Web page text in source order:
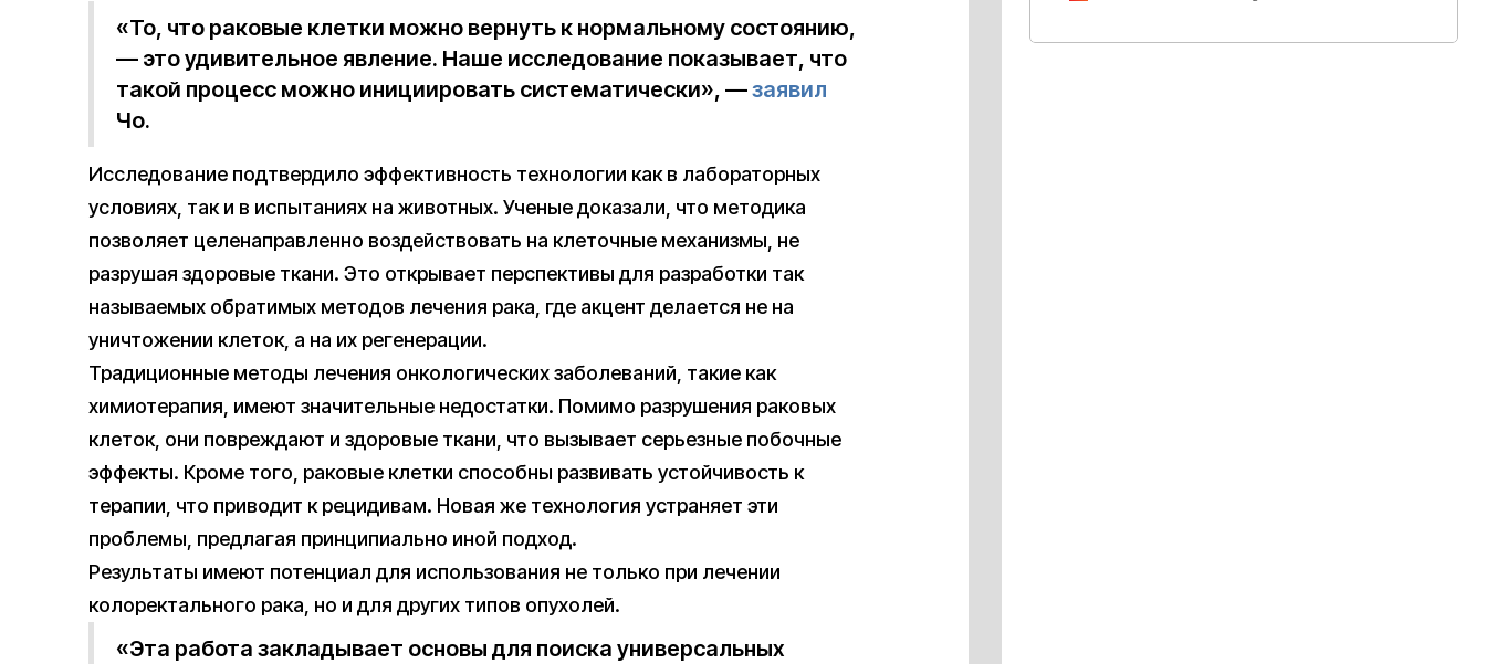
«То, что раковые клетки можно вернуть к нормальному состоянию,
— это удивительное явление. Наше исследование показывает, что
такой процесс можно инициировать систематически», —заявил
Чо.
Исследование подтвердило эффективность технологии как в лабораторных
условиях, так и в испытаниях на животных. Ученые доказали, что методика
позволяет целенаправленно воздействовать на клеточные механизмы, не
разрушая здоровые ткани. Это открывает перспективы для разработки так
называемых обратимых методов лечения рака, где акцент делается не на
уничтожении клеток, а на их регенерации.
Традиционные методы лечения онкологических заболеваний, такие как
химиотерапия, имеют значительные недостатки. Помимо разрушения раковых
клеток, они повреждают и здоровые ткани, что вызывает серьезные побочные
эффекты. Кроме того, раковые клетки способны развивать устойчивость к
терапии, что приводит к рецидивам. Новая же технология устраняет эти
проблемы, предлагая принципиально иной подход.
Результаты имеют потенциал для использования не только при лечении
колоректального рака, но и для других типов опухолей.
«Эта работа закладывает основы для поиска универсальных